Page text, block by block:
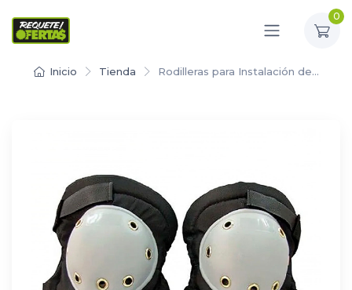
0
Inicio Tienda Rodilleras para Instalación de…